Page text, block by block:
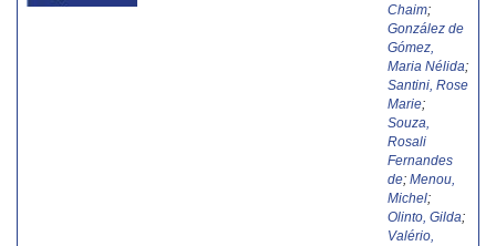
Chaim;
González de
Gómez,
Maria Nélida;
Santini, Rose
Marie;
Souza,
Rosali
Fernandes
de; Menou,
Michel;
Olinto, Gilda;
Valério,